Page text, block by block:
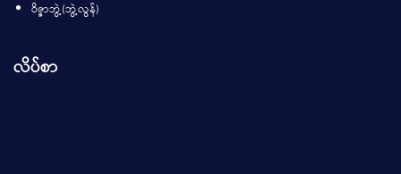
ဝိဇ္ဇာဘွဲ့(ဘွဲ့လွန်)
လိပ်စာ